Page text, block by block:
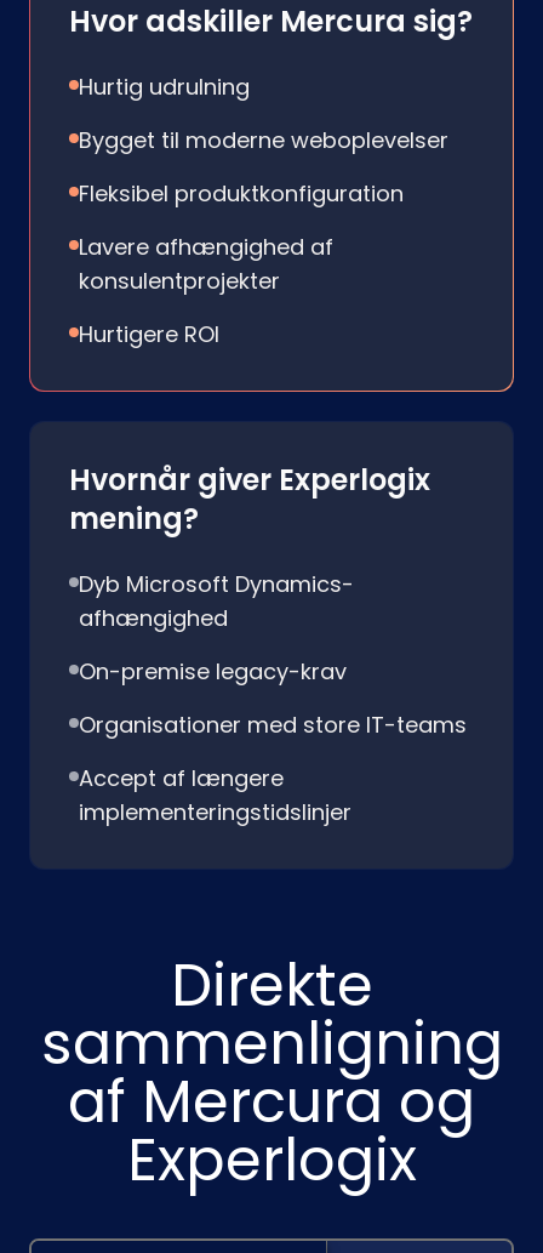
Hvor adskiller Mercura sig?
Hurtig udrulning
Bygget til moderne weboplevelser
Fleksibel produktkonfiguration
Lavere afhængighed af
konsulentprojekter
Hurtigere ROI
Hvornår giver Experlogix
mening?
Dyb Microsoft Dynamics-
afhængighed
On-premise legacy-krav
Organisationer med store IT-teams
Accept af længere
implementeringstidslinjer
Direkte
sammenligning
af Mercura og
Experlogix